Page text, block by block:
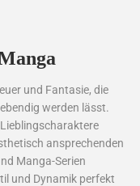
und Fantasie, die
werden lässt.
ansprechenden
Manga-Serien
und Dynamik perfekt